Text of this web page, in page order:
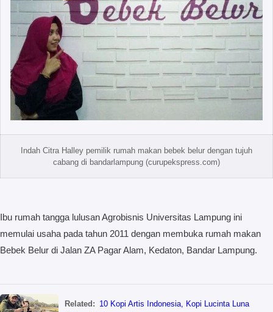
Indah Citra Halley pemilik rumah makan bebek belur dengan tujuh
cabang di bandarlampung (curupekspress.com)
Ibu rumah tangga lulusan Agrobisnis Universitas Lampung ini
memulai usaha pada tahun 2011 dengan membuka rumah makan
Bebek Belur di Jalan ZA Pagar Alam, Kedaton, Bandar Lampung.
Related: 10 Kopi Artis Indonesia, Kopi Lucinta Luna